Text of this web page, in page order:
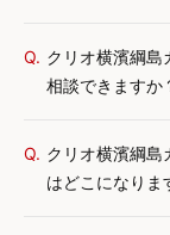
Q. クリオ横濱綱島
相談できますか
Q. クリオ横濱綱島
はどこになりま